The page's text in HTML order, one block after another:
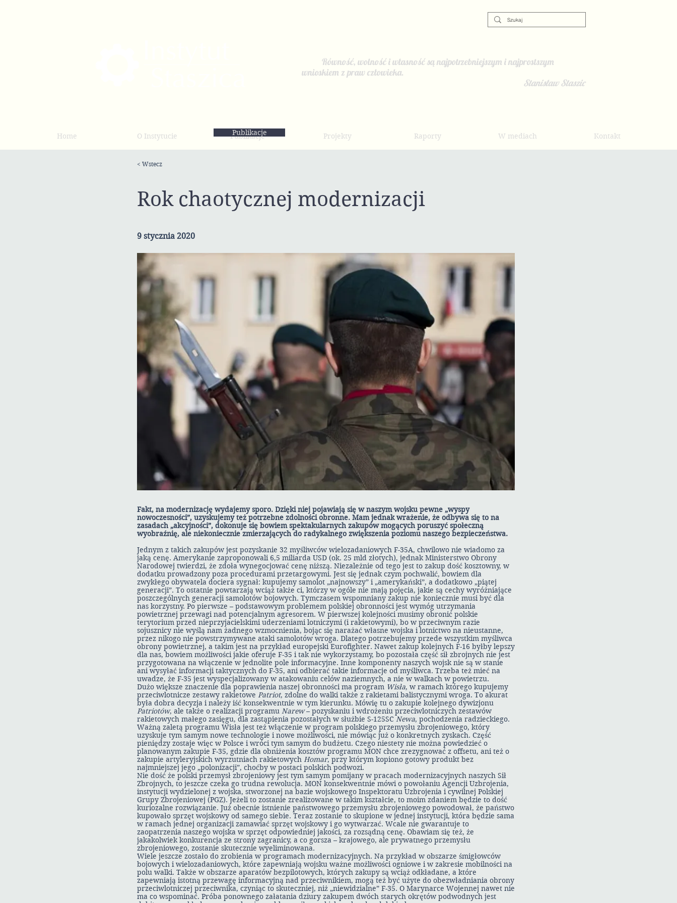
Równość, wolność i własność są najpotrzebniejszym i najprostszym
wnioskiem z praw człowieka.
Stanisław Staszic
Home O Instytucie Publikacje Projekty Raporty W mediach Kontakt
Publikacje
< Wstecz
Rok chaotycznej modernizacji
9 stycznia 2020
Fakt, na modernizację wydajemy sporo. Dzięki niej pojawiają się w naszym wojsku pewne „wyspy
nowoczesności”, uzyskujemy też potrzebne zdolności obronne. Mam jednak wrażenie, że odbywa się to na
zasadach „akcyjności”, dokonuje się bowiem spektakularnych zakupów mogących poruszyć społeczną
wyobraźnię, ale niekoniecznie zmierzających do radykalnego zwiększenia poziomu naszego bezpieczeństwa.
Jednym z takich zakupów jest pozyskanie 32 myśliwców wielozadaniowych F-35A, chwilowo nie wiadomo za
jaką cenę. Amerykanie zaproponowali 6,5 miliarda USD (ok. 25 mld złotych), jednak Ministerstwo Obrony
Narodowej twierdzi, że zdoła wynegocjować cenę niższą. Niezależnie od tego jest to zakup dość kosztowny, w
dodatku prowadzony poza procedurami przetargowymi. Jest się jednak czym pochwalić, bowiem dla
zwykłego obywatela dociera sygnał: kupujemy samolot „najnowszy” i „amerykański”, a dodatkowo „piątej
generacji”. To ostatnie powtarzają wciąż także ci, którzy w ogóle nie mają pojęcia, jakie są cechy wyróżniające
poszczególnych generacji samolotów bojowych. Tymczasem wspomniany zakup nie koniecznie musi być dla
nas korzystny. Po pierwsze – podstawowym problemem polskiej obronności jest wymóg utrzymania
powietrznej przewagi nad potencjalnym agresorem. W pierwszej kolejności musimy obronić polskie
terytorium przed nieprzyjacielskimi uderzeniami lotniczymi (i rakietowymi), bo w przeciwnym razie
sojusznicy nie wyślą nam żadnego wzmocnienia, bojąc się narażać własne wojska i lotnictwo na nieustanne,
przez nikogo nie powstrzymywane ataki samolotów wroga. Dlatego potrzebujemy przede wszystkim myśliwca
obrony powietrznej, a takim jest na przykład europejski Eurofighter. Nawet zakup kolejnych F-16 byłby lepszy
dla nas, bowiem możliwości jakie oferuje F-35 i tak nie wykorzystamy, bo pozostała część sił zbrojnych nie jest
przygotowana na włączenie w jednolite pole informacyjne. Inne komponenty naszych wojsk nie są w stanie
ani wysyłać informacji taktycznych do F-35, ani odbierać takie informacje od myśliwca. Trzeba też mieć na
uwadze, że F-35 jest wyspecjalizowany w atakowaniu celów naziemnych, a nie w walkach w powietrzu.
Dużo większe znaczenie dla poprawienia naszej obronności ma program Wisła, w ramach którego kupujemy
przeciwlotnicze zestawy rakietowe Patriot, zdolne do walki także z rakietami balistycznymi wroga. To akurat
była dobra decyzja i należy iść konsekwentnie w tym kierunku. Mówię tu o zakupie kolejnego dywizjonu
Patriotów, ale także o realizacji programu Narew– pozyskaniu i wdrożeniu przeciwlotniczych zestawów
rakietowych małego zasięgu, dla zastąpienia pozostałych w służbie S-125SC Newa, pochodzenia radzieckiego.
Ważną zaletą programu Wisła jest też włączenie w program polskiego przemysłu zbrojeniowego, który
uzyskuje tym samym nowe technologie i nowe możliwości, nie mówiąc już o konkretnych zyskach. Część
pieniędzy zostaje więc w Polsce i wróci tym samym do budżetu. Czego niestety nie można powiedzieć o
planowanym zakupie F-35, gdzie dla obniżenia kosztów programu MON chce zrezygnować z offsetu, ani też o
zakupie artyleryjskich wyrzutniach rakietowych Homar, przy którym kopiono gotowy produkt bez
najmniejszej jego „polonizacji”, choćby w postaci polskich podwozi.
Nie dość że polski przemysł zbrojeniowy jest tym samym pomijany w pracach modernizacyjnych naszych Sił
Zbrojnych, to jeszcze czeka go trudna rewolucja. MON konsekwentnie mówi o powołaniu Agencji Uzbrojenia,
instytucji wydzielonej z wojska, stworzonej na bazie wojskowego Inspektoratu Uzbrojenia i cywilnej Polskiej
Grupy Zbrojeniowej (PGZ). Jeżeli to zostanie zrealizowane w takim kształcie, to moim zdaniem będzie to dość
kuriozalne rozwiązanie. Już obecnie istnienie państwowego przemysłu zbrojeniowego powodował, że państwo
kupowało sprzęt wojskowy od samego siebie. Teraz zostanie to skupione w jednej instytucji, która będzie sama
w ramach jednej organizacji zamawiać sprzęt wojskowy i go wytwarzać. Wcale nie gwarantuje to
zaopatrzenia naszego wojska w sprzęt odpowiedniej jakości, za rozsądną cenę. Obawiam się też, że
jakakolwiek konkurencja ze strony zagranicy, a co gorsza – krajowego, ale prywatnego przemysłu
zbrojeniowego, zostanie skutecznie wyeliminowana.
Wiele jeszcze zostało do zrobienia w programach modernizacyjnych. Na przykład w obszarze śmigłowców
bojowych i wielozadaniowych, które zapewniają wojsku ważne możliwości ogniowe i w zakresie mobilności na
polu walki. Także w obszarze aparatów bezpilotowych, których zakupy są wciąż odkładane, a które
zapewniają istotną przewagę informacyjną nad przeciwnikiem, mogą też być użyte do obezwładniania obrony
przeciwlotniczej przeciwnika, czyniąc to skuteczniej, niż „niewidzialne” F-35. O Marynarce Wojennej nawet nie
ma co wspominać. Próba ponownego załatania dziury zakupem dwóch starych okrętów podwodnych jest